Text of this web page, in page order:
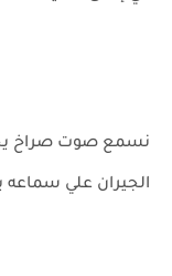
نسمع صوت صراخ
الجيران علي سماعه